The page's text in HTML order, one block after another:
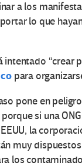
a los
lo que
“crear
para
pone en
si una
la
muy dispuestos
los